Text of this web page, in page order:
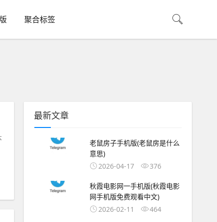
聚合标签
最新文章
老鼠房子手机版(老鼠房是什么
意思)
2026-04-17
376
秋霞电影网一手机版(秋霞电影
网手机版免费观看中文)
2026-02-11
464